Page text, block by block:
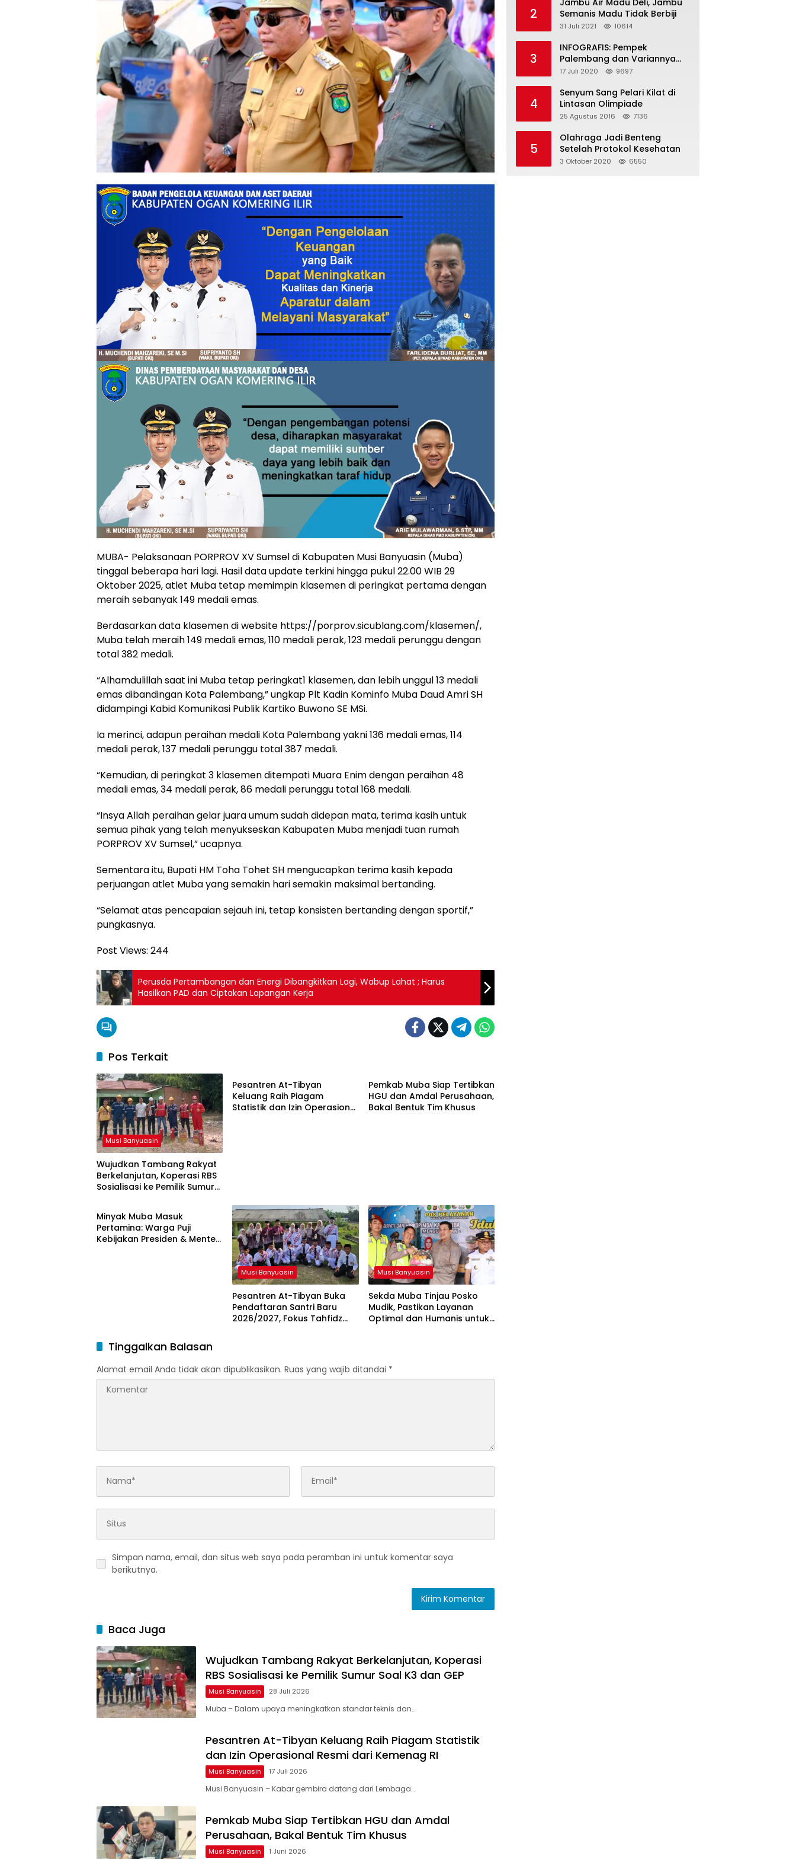
MUBA- Pelaksanaan PORPROV XV Sumsel di Kabupaten Musi Banyuasin (Muba)
tinggal beberapa hari lagi. Hasil data update terkini hingga pukul 22.00 WIB 29
Oktober 2025, atlet Muba tetap memimpin klasemen di peringkat pertama dengan
meraih sebanyak 149 medali emas.
Berdasarkan data klasemen di website https://porprov.sicublang.com/klasemen/,
Muba telah meraih 149 medali emas, 110 medali perak, 123 medali perunggu dengan
total 382 medali.
“Alhamdulillah saat ini Muba tetap peringkat1 klasemen, dan lebih unggul 13 medali
emas dibandingan Kota Palembang,” ungkap Plt Kadin Kominfo Muba Daud Amri SH
didampingi Kabid Komunikasi Publik Kartiko Buwono SE MSi.
Ia merinci, adapun peraihan medali Kota Palembang yakni 136 medali emas, 114
medali perak, 137 medali perunggu total 387 medali.
“Kemudian, di peringkat 3 klasemen ditempati Muara Enim dengan peraihan 48
medali emas, 34 medali perak, 86 medali perunggu total 168 medali.
“Insya Allah peraihan gelar juara umum sudah didepan mata, terima kasih untuk
semua pihak yang telah menyukseskan Kabupaten Muba menjadi tuan rumah
PORPROV XV Sumsel,” ucapnya.
Sementara itu, Bupati HM Toha Tohet SH mengucapkan terima kasih kepada
perjuangan atlet Muba yang semakin hari semakin maksimal bertanding.
“Selamat atas pencapaian sejauh ini, tetap konsisten bertanding dengan sportif,”
pungkasnya.
Post Views: 244
Perusda Pertambangan dan Energi Dibangkitkan Lagi, Wabup Lahat ; Harus
Hasilkan PAD dan Ciptakan Lapangan Kerja
Pos Terkait
Musi Banyuasin
Wujudkan Tambang Rakyat
Berkelanjutan, Koperasi RBS
Sosialisasi ke Pemilik Sumur
Pesantren At-Tibyan
Keluang Raih Piagam
Statistik dan Izin Operasional
Pemkab Muba Siap Tertibkan
HGU dan Amdal Perusahaan,
Bakal Bentuk Tim Khusus
Musi Banyuasin
Minyak Muba Masuk
Pertamina: Warga Puji
Kebijakan Presiden & Menteri
Musi Banyuasin
Pesantren At-Tibyan Buka
Pendaftaran Santri Baru
2026/2027, Fokus Tahfidz
Musi Banyuasin
Sekda Muba Tinjau Posko
Mudik, Pastikan Layanan
Optimal dan Humanis untuk
Tinggalkan Balasan
Alamat email Anda tidak akan dipublikasikan. Ruas yang wajib ditandai *
Simpan nama, email, dan situs web saya pada peramban ini untuk komentar saya
berikutnya.
Baca Juga
Wujudkan Tambang Rakyat Berkelanjutan, Koperasi
RBS Sosialisasi ke Pemilik Sumur Soal K3 dan GEP
Musi Banyuasin 28 Juli 2026
Muba – Dalam upaya meningkatkan standar teknis dan…
Pesantren At-Tibyan Keluang Raih Piagam Statistik
dan Izin Operasional Resmi dari Kemenag RI
Musi Banyuasin 17 Juli 2026
Musi Banyuasin – Kabar gembira datang dari Lembaga…
Pemkab Muba Siap Tertibkan HGU dan Amdal
Perusahaan, Bakal Bentuk Tim Khusus
Musi Banyuasin 1 Juni 2026
2
Jambu Air Madu Deli, Jambu
Semanis Madu Tidak Berbiji
31 Juli 2021 10614
3
INFOGRAFIS: Pempek
Palembang dan Variannya
yang Melegenda
17 Juli 2020 9697
4
Senyum Sang Pelari Kilat di
Lintasan Olimpiade
25 Agustus 2016 7136
5
Olahraga Jadi Benteng
Setelah Protokol Kesehatan
3 Oktober 2020 6550